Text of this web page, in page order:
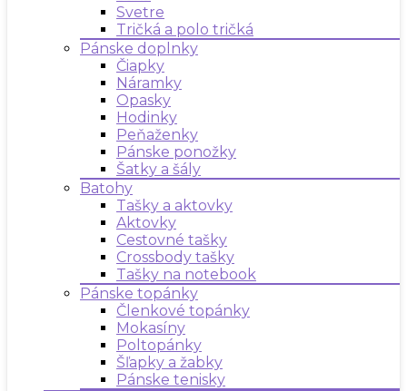
Svetre
Tričká a polo tričká
Pánske doplnky
Čiapky
Náramky
Opasky
Hodinky
Peňaženky
Pánske ponožky
Šatky a šály
Batohy
Tašky a aktovky
Aktovky
Cestovné tašky
Crossbody tašky
Tašky na notebook
Pánske topánky
Členkové topánky
Mokasíny
Poltopánky
Šľapky a žabky
Pánske tenisky